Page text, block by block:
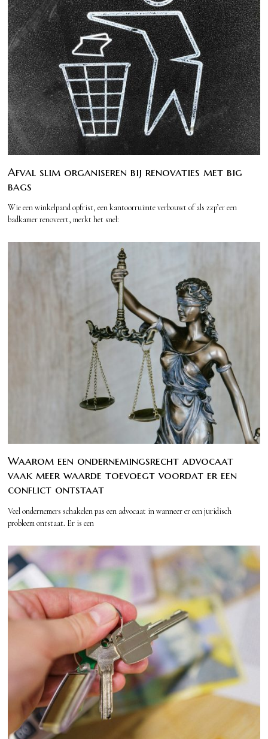
Afval slim organiseren bij renovaties met big
bags
Wie een winkelpand opfrist, een kantoorruimte verbouwt of als zzp’er een
badkamer renoveert, merkt het snel:
Waarom een ondernemingsrecht advocaat
vaak meer waarde toevoegt voordat er een
conflict ontstaat
Veel ondernemers schakelen pas een advocaat in wanneer er een juridisch
probleem ontstaat. Er is een